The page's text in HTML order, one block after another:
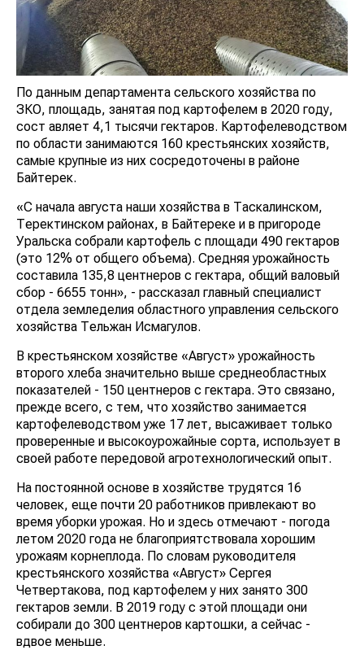
По данным департамента сельского хозяйства по
ЗКО, площадь, занятая под картофелем в 2020 году,
сост авляет 4,1 тысячи гектаров. Картофелеводством
по области занимаются 160 крестьянских хозяйств,
самые крупные из них сосредоточены в районе
Байтерек.
«С начала августа наши хозяйства в Таскалинском,
Теректинском районах, в Байтереке и в пригороде
Уральска собрали картофель с площади 490 гектаров
(это 12% от общего объема). Средняя урожайность
составила 135,8 центнеров с гектара, общий валовый
сбор - 6655 тонн», - рассказал главный специалист
отдела земледелия областного управления сельского
хозяйства Тельжан Исмагулов.
В крестьянском хозяйстве «Август» урожайность
второго хлеба значительно выше среднеобластных
показателей - 150 центнеров с гектара. Это связано,
прежде всего, с тем, что хозяйство занимается
картофелеводством уже 17 лет, высаживает только
проверенные и высокоурожайные сорта, использует в
своей работе передовой агротехнологический опыт.
На постоянной основе в хозяйстве трудятся 16
человек, еще почти 20 работников привлекают во
время уборки урожая. Но и здесь отмечают - погода
летом 2020 года не благоприятствовала хорошим
урожаям корнеплода. По словам руководителя
крестьянского хозяйства «Август» Сергея
Четвертакова, под картофелем у них занято 300
гектаров земли. В 2019 году с этой площади они
собирали до 300 центнеров картошки, а сейчас -
вдвое меньше.